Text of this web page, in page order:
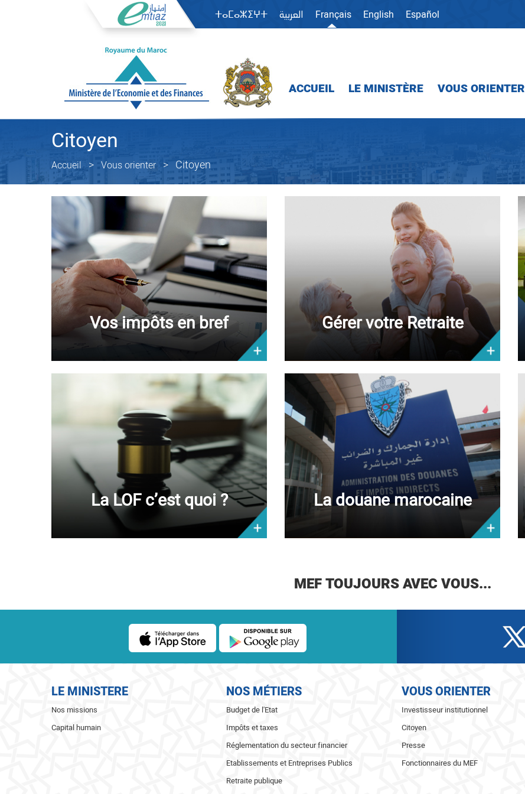
ⵜⴰⵎⴰⵣⵉⵖⵜ العربية Français English Español
ACCUEIL LE MINISTÈRE VOUS ORIENTER
Citoyen
Accueil Vous orienter Citoyen
Vos impôts en bref Gérer votre Retraite
La LOF c’est quoi ? La douane marocaine
MEF TOUJOURS AVEC VOUS...
LE MINISTERE
Nos missions
Capital humain
NOS MÉTIERS
Budget de l'Etat
Impôts et taxes
Réglementation du secteur financier
Etablissements et Entreprises Publics
Retraite publique
VOUS ORIENTER
Investisseur institutionnel
Citoyen
Presse
Fonctionnaires du MEF